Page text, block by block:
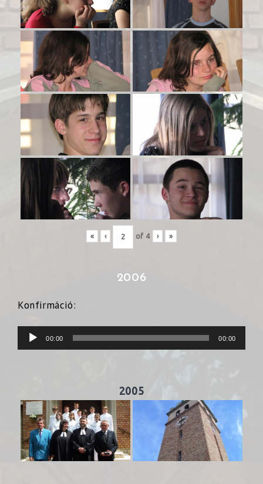
« ‹ of 4 › »
2006
Konfirmáció:
Audió
lejátszó
00:00 00:00
2005